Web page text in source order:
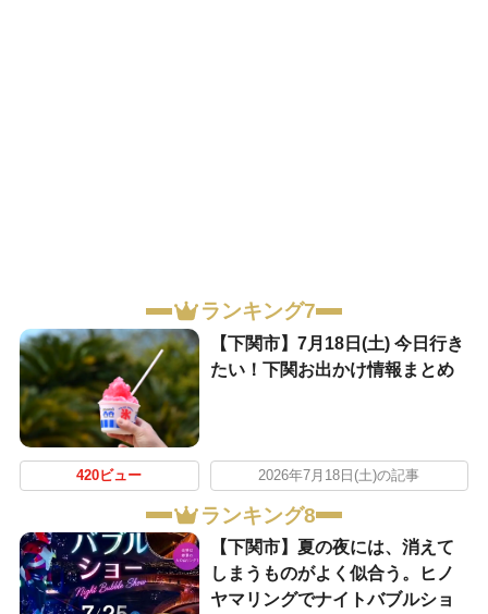
ランキング7
【下関市】7月18日(土) 今日行き
たい！下関お出かけ情報まとめ
420ビュー 2026年7月18日(土)の記事
ランキング8
【下関市】夏の夜には、消えて
しまうものがよく似合う。ヒノ
ヤマリングでナイトバブルショ